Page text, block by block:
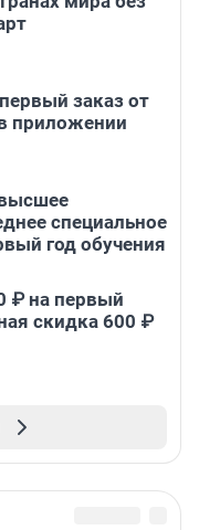
заказ от
приложении
специальное
год обучения
₽ на первый
скидка 600 ₽